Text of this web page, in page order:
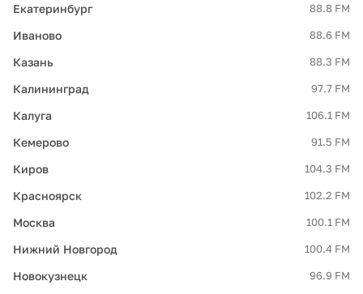
Екатеринбург 88.8 FM
Иваново 88.6 FM
Казань 88.3 FM
Калининград 97.7 FM
Калуга 106.1 FM
Кемерово 91.5 FM
Киров 104.3 FM
Красноярск 102.2 FM
Москва 100.1 FM
Нижний Новгород 100.4 FM
Новокузнецк 96.9 FM